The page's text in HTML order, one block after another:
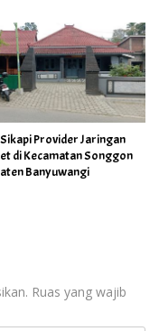
Sikapi Provider Jaringan
di Kecamatan Songgon
Banyuwangi
Ruas yang wajib